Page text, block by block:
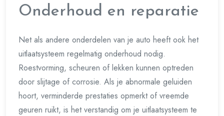
Onderhoud en reparatie
Net als andere onderdelen van je auto heeft ook het
uitlaatsysteem regelmatig onderhoud nodig.
Roestvorming, scheuren of lekken kunnen optreden
door slijtage of corrosie. Als je abnormale geluiden
hoort, verminderde prestaties opmerkt of vreemde
geuren ruikt, is het verstandig om je uitlaatsysteem te